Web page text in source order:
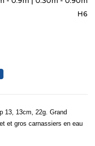
H6
13, 13cm, 22g. Grand
et gros carnassiers en eau